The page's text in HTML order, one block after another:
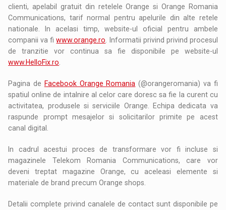
clienti, apelabil gratuit din retelele Orange si Orange Romania
Communications, tarif normal pentru apelurile din alte retele
nationale. In acelasi timp, website-ul oficial pentru ambele
companii va fiwww.orange.ro . Informatii privind privind procesul
de tranzitie vor continua sa fie disponibile pe website-ul
www.HelloFix.ro
Pagina de Facebook Orange Romania (@orangeromania) va fi
spatiul online de intalnire al celor care doresc sa fie la curent cu
activitatea, produsele si serviciile Orange. Echipa dedicata va
raspunde prompt mesajelor si solicitarilor primite pe acest
canal digital.
In cadrul acestui proces de transformare vor fi incluse si
magazinele Telekom Romania Communications, care vor
deveni treptat magazine Orange, cu aceleasi elemente si
materiale de brand precum Orange shops.
Detalii complete privind canalele de contact sunt disponibile pe